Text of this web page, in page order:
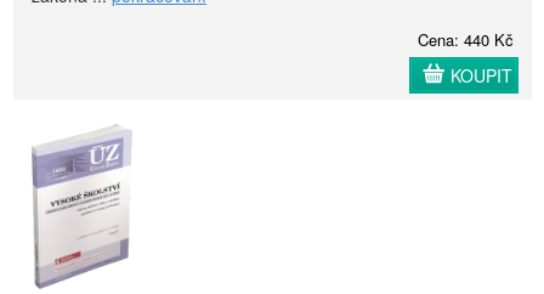
Cena: 440 Kč
KOUPIT